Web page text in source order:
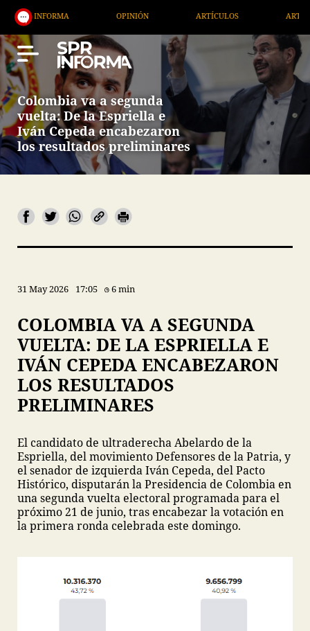
OPINIÓN ARTÍCULOS ARTE /
Colombia va a segunda
vuelta: De la Espriella e
Iván Cepeda encabezaron
los resultados preliminares
31 May 2026 17:05 6 min
COLOMBIA VA A SEGUNDA
VUELTA: DE LA ESPRIELLA E
IVÁN CEPEDA ENCABEZARON
LOS RESULTADOS
PRELIMINARES
El candidato de ultraderecha Abelardo de la
Espriella, del movimiento Defensores de la Patria, y
el senador de izquierda Iván Cepeda, del Pacto
Histórico, disputarán la Presidencia de Colombia en
una segunda vuelta electoral programada para el
próximo 21 de junio, tras encabezar la votación en
la primera ronda celebrada este domingo.